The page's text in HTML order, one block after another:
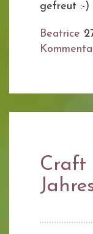
gefreut :-)
Beatrice
Craft